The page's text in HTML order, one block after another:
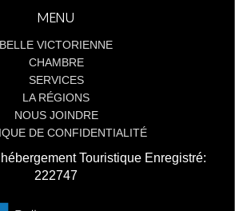
MENU
BELLE VICTORIENNE
CHAMBRE
SERVICES
LA RÉGIONS
NOUS JOINDRE
DE CONFIDENTIALITÉ
Touristique Enregistré:
222747